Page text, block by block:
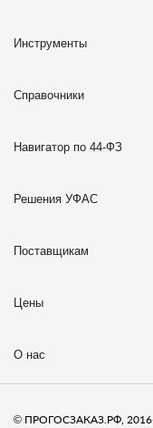
Инструменты
Справочники
Навигатор по 44-ФЗ
Решения УФАС
Поставщикам
Цены
О нас
© ПРОГОСЗАКАЗ.РФ,